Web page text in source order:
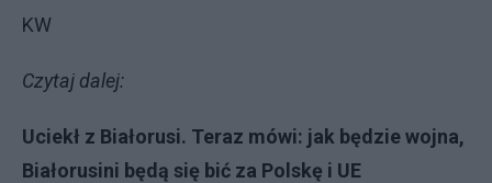
KW
Czytaj dalej:
Uciekł z Białorusi. Teraz mówi: jak będzie wojna,
Białorusini będą się bić za Polskę i UE